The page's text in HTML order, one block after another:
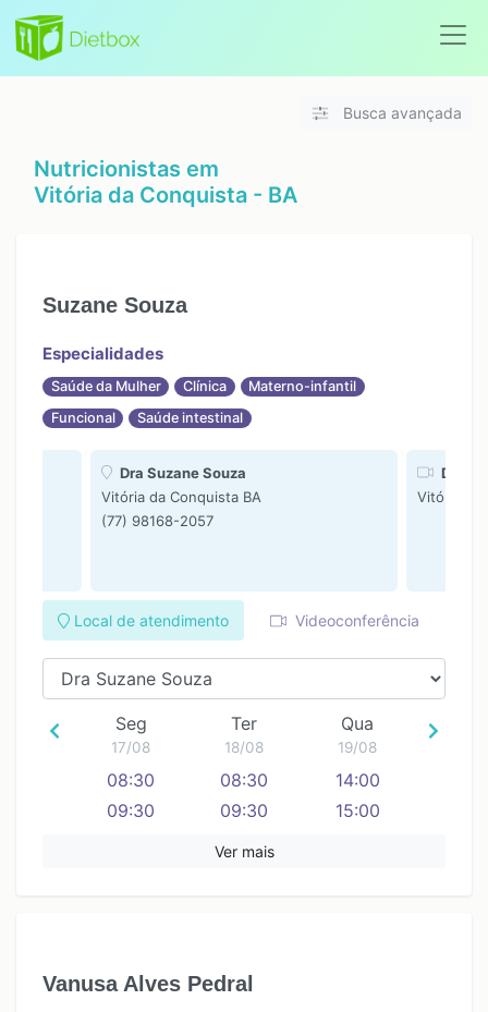
Busca avançada
Nutricionistas em
Vitória da Conquista - BA
Suzane Souza
Especialidades
Saúde da Mulher Clínica
Materno-infantil
Funcional
Saúde intestinal
Dra Suzane Souza
Vitória da Conquista BA
(77) 98168-2057
Dra
Vitória da
Local de atendimento Videoconferência
Seg
17/08
08:30
09:30
15:30
Ter
18/08
08:30
09:30
10:30
15:30
Qua
19/08
14:00
15:00
Ver mais
Vanusa Alves Pedral